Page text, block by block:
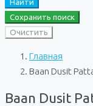
Найти
Сохранить поиск
Очистить
Главная
Baan Dusit
Baan Dusit